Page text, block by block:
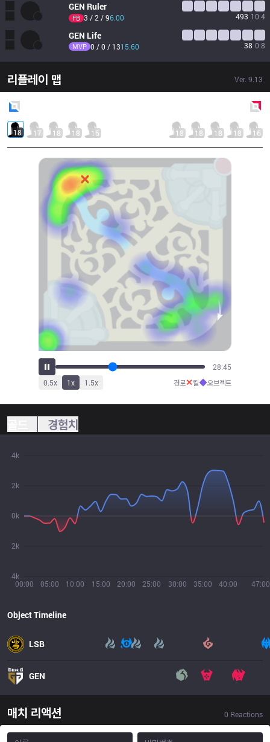
GEN Ruler
FB 3 / 2 / 96.00 493 10.4
GEN Life
MVP 0 / 0 / 1315.60 38 0.8
리플레이 맵 Ver. 9.13
18 17 18 18 15 18 18 18 18 16
32:27
0.5x 1x 1.5x 경로✕킬◆오브젝트
경험치
00:00 05:00 10:00 15:00 20:00 25:00 30:00 35:00 40:00 47:00
4k
2k
0k
2k
4k
Object Timeline
LSB
GEN
매치 리액션 0 Reactions